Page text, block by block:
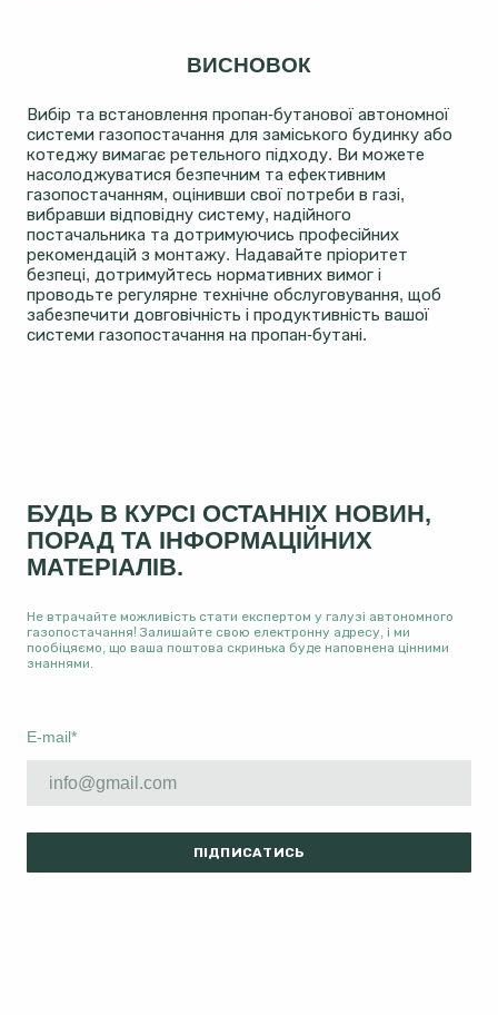
ВИСНОВОК
Вибір та встановлення пропан-бутанової автономної
системи газопостачання для заміського будинку або
котеджу вимагає ретельного підходу. Ви можете
насолоджуватися безпечним та ефективним
газопостачанням, оцінивши свої потреби в газі,
вибравши відповідну систему, надійного
постачальника та дотримуючись професійних
рекомендацій з монтажу. Надавайте пріоритет
безпеці, дотримуйтесь нормативних вимог і
проводьте регулярне технічне обслуговування, щоб
забезпечити довговічність і продуктивність вашої
системи газопостачання на пропан-бутані.
БУДЬ В КУРСІ ОСТАННІХ НОВИН,
ПОРАД ТА ІНФОРМАЦІЙНИХ
МАТЕРІАЛІВ.
Не втрачайте можливість стати експертом у галузі автономного
газопостачання! Залишайте свою електронну адресу, і ми
пообіцяємо, що ваша поштова скринька буде наповнена цінними
знаннями.
E-mail*
ПІДПИСАТИСЬ